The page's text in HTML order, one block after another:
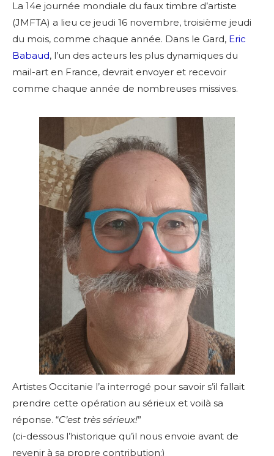
La 14e journée mondiale du faux timbre d’artiste
(JMFTA) a lieu ce jeudi 16 novembre, troisième jeudi
du mois, comme chaque année. Dans le Gard, Eric
Babaud, l’un des acteurs les plus dynamiques du
mail-art en France, devrait envoyer et recevoir
comme chaque année de nombreuses missives.
Artistes Occitanie l’a interrogé pour savoir s’il fallait
prendre cette opération au sérieux et voilà sa
réponse. “C’est très sérieux!”
(ci-dessous l’historique qu’il nous envoie avant de
revenir à sa propre contribution:)